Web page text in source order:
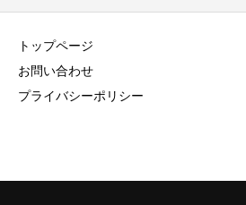
トップページ
お問い合わせ
プライバシーポリシー